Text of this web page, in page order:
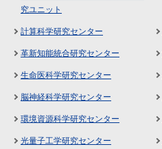
究ユニット
計算科学研究センター
革新知能統合研究センター
生命医科学研究センター
脳神経科学研究センター
環境資源科学研究センター
光量子工学研究センター